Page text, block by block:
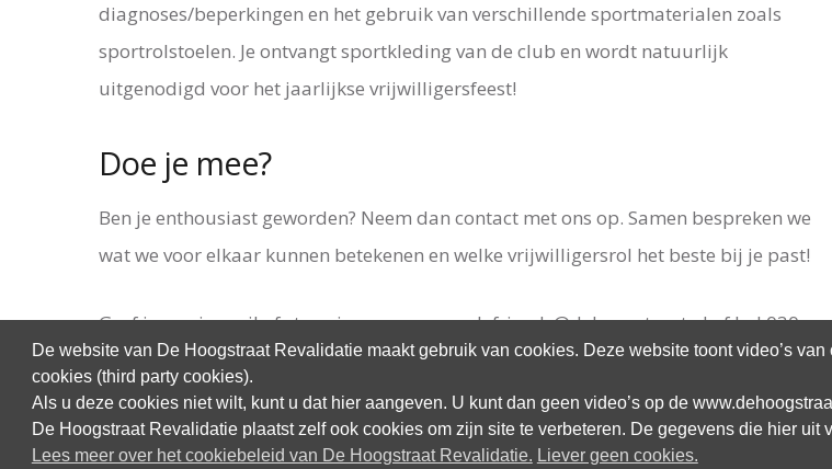
De website van De Hoogstraat Revalidatie maakt gebruik van cookies. Deze website toont video’s
cookies (third party cookies).
Als u deze cookies niet wilt, kunt u dat hier aangeven. U kunt dan geen video’s op de
De Hoogstraat Revalidatie plaatst zelf ook cookies om zijn site te verbeteren. De gegevens die hier uit
Lees meer over het cookiebeleid van De Hoogstraat Revalidatie. Liever geen cookies.
diagnoses/beperkingen en het gebruik van verschillende sportmaterialen zoals
sportrolstoelen. Je ontvangt sportkleding van de club en wordt natuurlijk
uitgenodigd voor het jaarlijkse vrijwilligersfeest!
Doe je mee?
Ben je enthousiast geworden? Neem dan contact met ons op. Samen bespreken we
wat we voor elkaar kunnen betekenen en welke vrijwilligersrol het beste bij je past!
Geef je op via mail of stuur je vraag naaronlyfriends@dehoogstraat.nlof bel 030
2561526. Zien we jou binnenkort? Samen maken we het verschil!